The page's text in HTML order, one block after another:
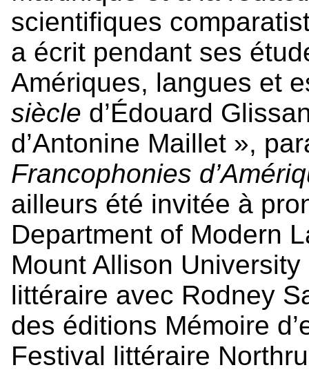
scientifiques
a écrit pendant ses
Amériques, langues et
siècle d’Édouard
d’Antonine Maillet »,
Francophonies
ailleurs été invitée à
Department of Modern
Mount Allison
littéraire avec Rodney
des éditions Mémoire
Festival littéraire